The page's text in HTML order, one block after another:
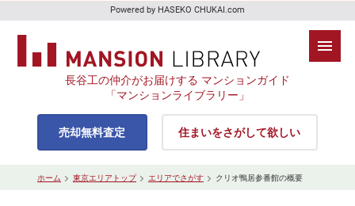
Powered by HASEKO CHUKAI.com
長谷工の仲介がお届けする マンションガイド
「マンションライブラリー」
売却無料査定 住まいをさがして欲しい
ホーム 東京エリアトップ エリアでさがす クリオ鴨居参番館の概要